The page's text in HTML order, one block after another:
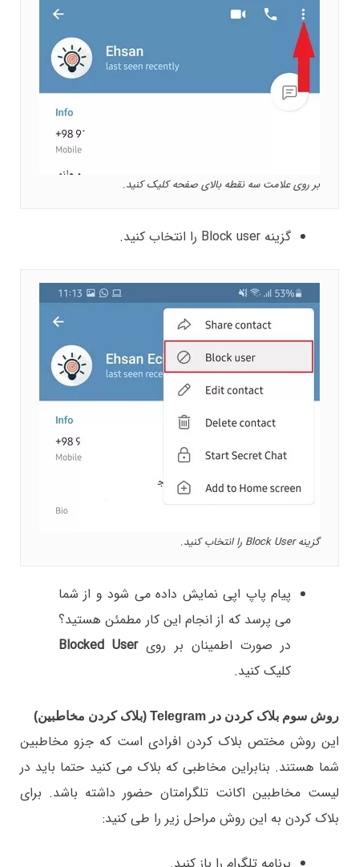
بر روی علامت سه نقطه بالای صفحه کلیک کنید.
گزینه Block user را انتخاب کنید.
گزینه Block User را انتخاب کنید.
پیام پاپ اپی نمایش داده می شود و از شما
می پرسد که از انجام این کار مطمئن هستید؟
در صورت اطمینان بر رویBlocked User
کلیک کنید.
روش سوم بلاک کردن در Telegram (بلاک کردن مخاطبین)
این روش مختص بلاک کردن افرادی است که جزو مخاطبین
شما هستند. بنابراین مخاطبی که بلاک می کنید حتما باید در
لیست مخاطبین اکانت تلگرامتان حضور داشته باشد. برای
بلاک کردن به این روش مراحل زیر را طی کنید: